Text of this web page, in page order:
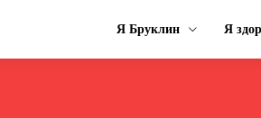
Я Бруклин Я